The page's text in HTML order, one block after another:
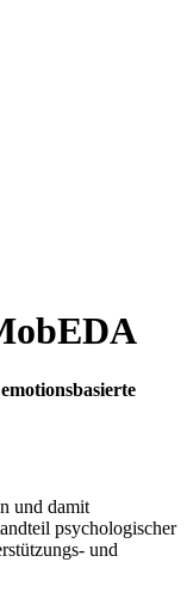
und damit
psychologischer
und